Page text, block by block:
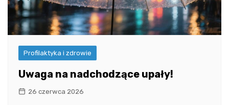
Profilaktyka i zdrowie
Uwaga na nadchodzące upały!
26 czerwca 2026